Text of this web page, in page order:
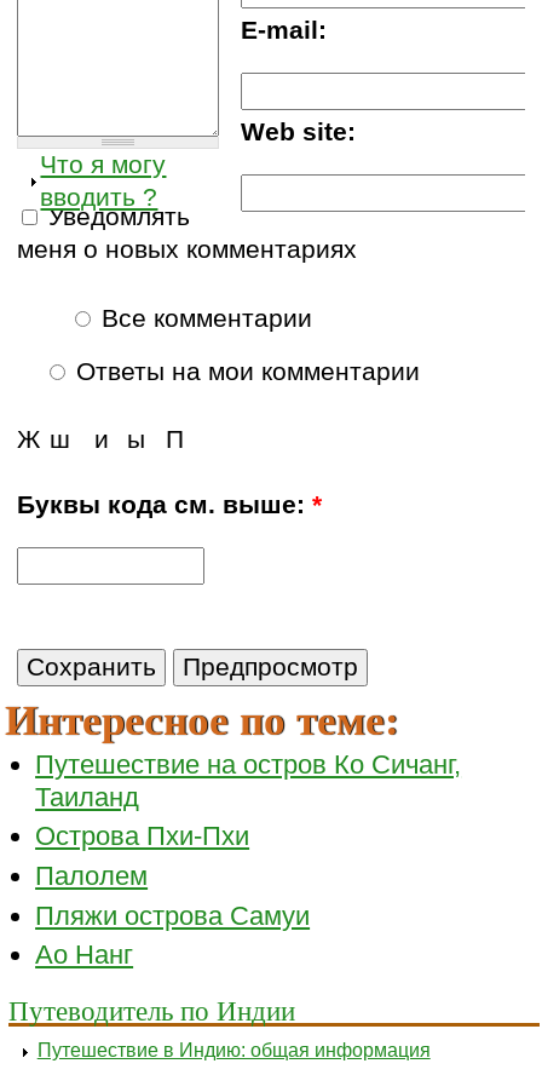
E-mail:
Web site:
Что я могу
вводить ?
Уведомлять
меня о новых комментариях
Все комментарии
Ответы на мои комментарии
и П
ы
Ж ш
Буквы кода см. выше:*
Интересное по теме:
Путешествие на остров Ко Сичанг,
Таиланд
Острова Пхи-Пхи
Палолем
Пляжи острова Самуи
Ао Нанг
Путеводитель по Индии
Путешествие в Индию: общая информация